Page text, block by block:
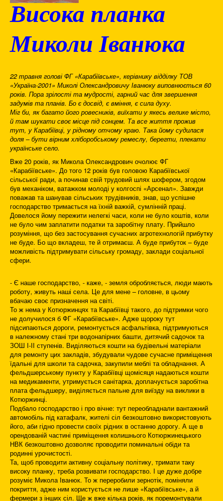
Висока планка
Миколи Іванюка
22 травня голові ФГ «Карабіївське», керівнику відділку ТОВ
«Україна-2001» Миколі Олександровичу Іванюку виповнюється 60
років. Пора зрілості та мудрості, гарний час для звершення
задумів та планів. Бо є досвід, є вміння, є сила духу.
Міг би, як багато його ровесників, виїхати у якесь велике місто,
й там шукати своє місце під сонцем. Та все життя прожив
тут, у Карабіївці, у рідному отчому краю. Така йому судилася
доля – бути вірним хліборобському ремеслу, берегти, плекати
українське село.
Вже 20 років, як Микола Олександрович очолює ФГ
«Карабіївське». До того 12 років був головою Карабіївської
сільської ради, а починав свій трудовий шлях шофером, згодом
був механіком, ватажком молоді у колгоспі «Арсенал». Завжди
поважав та шанував сільських трудівників, знав, що успішне
господарство тримається на їхній важкій, сумлінній праці.
Довелося йому пережити нелегкі часи, коли не було коштів, коли
не було чим заплатити податки та заробітну плату. Прийшло
розуміння, що без застосування сучасних агротехнологій прибутку
не буде. Бо що вкладеш, те й отримаєш. А буде прибуток – буде
можливість підтримувати сільську громаду, заклади соціальної
сфери.
- Є наше господарство, - каже, - земля обробляється, люди мають
роботу, живуть наші села. Це для мене – головне, в цьому
вбачаю своє призначення на світі.
То ж нема у Котюржинцях та Карабіївці такого, до підтримки чого
не долучилося б ФГ «Карабіївське». Адже щороку тут
підсипаються дороги, ремонтується асфальтівка, підтримуються
в належному стані три водонапірних башти, дитячий садочок та
ЗОШ І-ІІ ступенів. Виділяються кошти на будівельні матеріали
для ремонту цих закладів, збудували чудове сучасне приміщення
їдальні для школи та садочка, закупили меблі та обладнання. А
фельдшерському пункту у Карабіївці щомісяця надаються кошти
на медикаменти, утримується санітарка, доплачується заробітна
плата фельдшеру, виділяється пальне для виїзду на виклики в
Котюржинці.
Подбало господарство і про вічне: тут переобладнали вантажний
автомобіль під катафалк, жителі сіл безкоштовно використовують
його, аби гідно провести своїх рідних в останню дорогу. А ще в
орендованій частині приміщення колишнього Котюржинецького
НВК безкоштовно дозволяє проводити поминальні обіди та
родинні урочистості.
Та, щоб проводити активну соціальну політику, тримати таку
високу планку, треба розвивати господарство. І це дуже добре
розуміє Микола Іванюк. То ж переробили зернотік, поміняли
покриття, адже ним користується не лише «Карабіївське», а й
фермери з інших сіл. Ще ж вже кілька років, як поремонтували